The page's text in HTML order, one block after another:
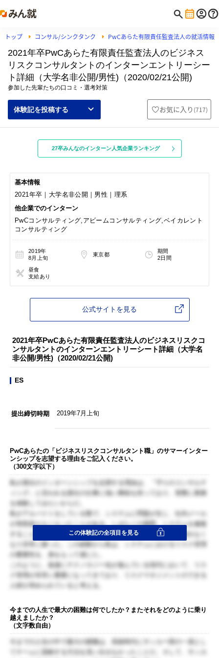
トップ コンサル/シンクタンク PwCあらた有限責任監査法人の就活情報
2021年卒PwCあらた有限責任監査法人のビジネス
リスクコンサルタントのインターンエントリーシー
ト詳細（大学名非公開/男性)（2020/02/21公開)
参加した先輩たちの口コミ・選考対策
体験記を投稿する お気に入り (717)
27卒みんなのインターン人気企業ランキング
基本情報
2021年卒｜大学名非公開｜男性｜理系
他企業でのインターン
PwCコンサルティング,アビームコンサルティング,ベイカレント
コンサルティング
2019年
8月上旬
東京都
期間
2日間
昼食
支給あり
公式サイトを見る
2021年卒PwCあらた有限責任監査法人のビジネスリスクコ
ンサルタントのインターンエントリーシート詳細（大学名
非公開/男性)（2020/02/21公開)
ES
提出締切時期 2019年7月上旬
PwCあらたの「ビジネスリスクコンサルタント職」のサマーインター
ンシップを志望する理由をご記入ください。
（300文字以下）
私が貴社のインターンシップを志望する理由は、「守りのコンサルテ
ィング」と言われる貴社の仕事に強い興味を持っており、実際に業務
を体験してみたいからだ。
が突然使えなくなったことがある。しばらくの期間、システムを修復
することができず、講師陣は授業の引継ぎなどの業務連絡が取れなく
なり非常に困った。この経験から私は、システムにおけるリスク管理
このように、急速にテクノロジー化が進んでいる現代において、リス
人材が求められていると考える。
この体験記の全項目を見る
今までの人生で最大の困難は何でしたか？またそれをどのように乗り
越えましたか？
（文字数自由）
今までの人生の中で最大の困難は、高校時代にサッカー部の一員とし
てチームに貢献する方法を見い出せなかったことだ。そして、サッカ